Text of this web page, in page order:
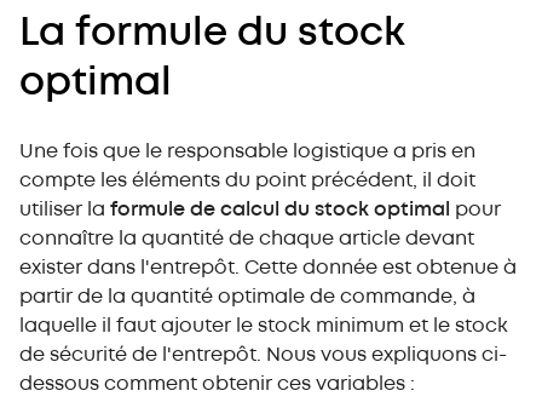
La formule du stock
optimal
Une fois que le responsable logistique a pris en
compte les éléments du point précédent, il doit
utiliser la formule de calcul du stock optimal
pour
connaître la quantité de chaque article devant
exister dans l'entrepôt. Cette donnée est obtenue à
partir de la quantité optimale de commande, à
laquelle il faut ajouter le stock minimum et le stock
de sécurité de l'entrepôt. Nous vous expliquons ci-
dessous comment obtenir ces variables :